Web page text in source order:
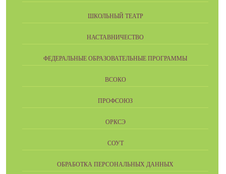
ШКОЛЬНЫЙ ТЕАТР
НАСТАВНИЧЕСТВО
ФЕДЕРАЛЬНЫЕ ОБРАЗОВАТЕЛЬНЫЕ ПРОГРАММЫ
ВСОКО
ПРОФСОЮЗ
ОРКСЭ
СОУТ
ОБРАБОТКА ПЕРСОНАЛЬНЫХ ДАННЫХ